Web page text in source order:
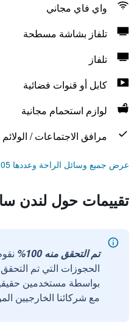
واي فاي مجاني
تلفاز بشاشة مسطحة
تلفاز
كابل أو قنوات فضائية
لوازم استحمام مجانية
مرافق الاجتماعات / الولائم
عرض جميع وسائل الراحة وعددها 105
تقييمات حول لندن
تم التحقق منه 100%
الحجوزات التي تم
مع شركائنا الخارجيين